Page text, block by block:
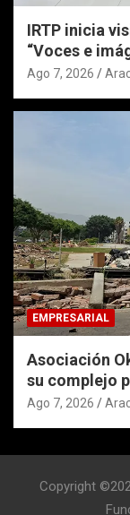
IRTP inicia
“Voces e
Ago 7, 2026
EMPRESARIAL
Asociación
su complejo
Ago 7, 2026
Copyright